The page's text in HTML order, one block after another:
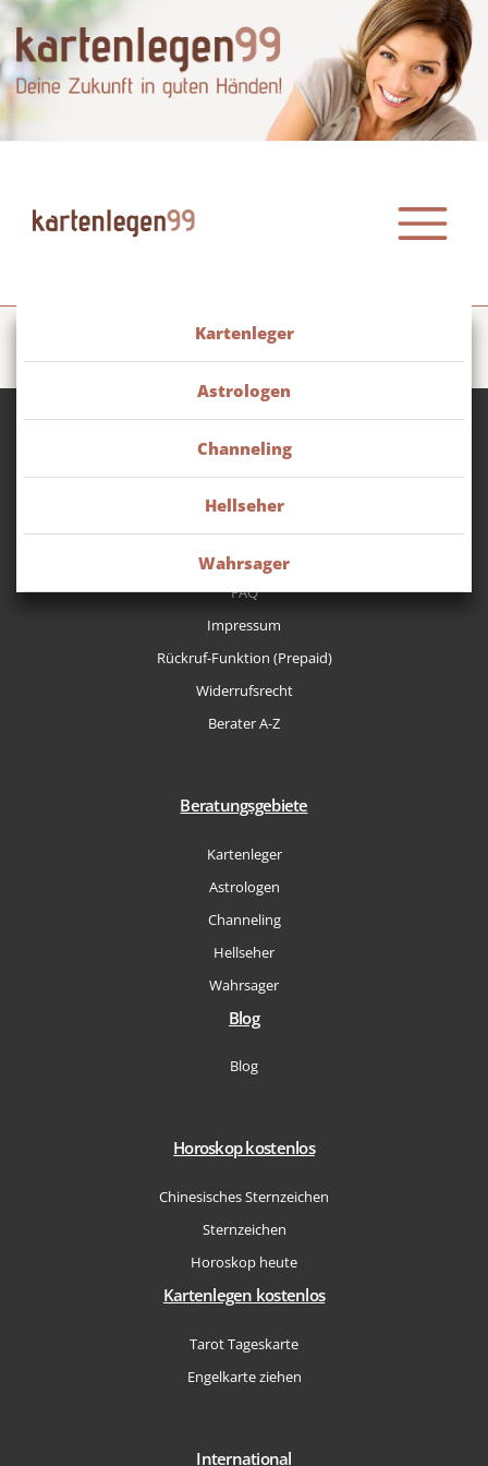
Kartenleger
Astrologen
Channeling
Hellseher
Wahrsager
Wir über uns
Datenschutzerklärung
FAQ
Impressum
Rückruf-Funktion (Prepaid)
Widerrufsrecht
Berater A-Z
Beratungsgebiete
Kartenleger
Astrologen
Channeling
Hellseher
Wahrsager
Blog
Blog
Horoskop kostenlos
Chinesisches Sternzeichen
Sternzeichen
Horoskop heute
Kartenlegen kostenlos
Tarot Tageskarte
Engelkarte ziehen
International